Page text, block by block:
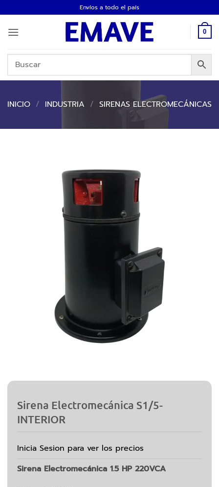
al
contenido
Envíos a todo el país
0
INICIO / INDUSTRIA / SIRENAS ELECTROMECÁNICAS
Sirena Electromecánica S1/5-
INTERIOR
Inicia Sesion para ver los precios
Sirena Electromecánica 1.5 HP 220VCA